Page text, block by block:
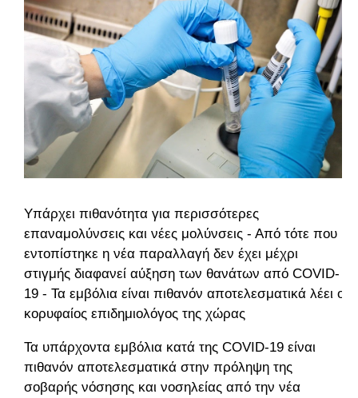
Υπάρχει πιθανότητα για περισσότερες
επαναμολύνσεις και νέες μολύνσεις - Από τότε που
εντοπίστηκε η νέα παραλλαγή δεν έχει μέχρι
στιγμής διαφανεί αύξηση των θανάτων από COVID-
19 - Τα εμβόλια είναι πιθανόν αποτελεσματικά λέει ο
κορυφαίος επιδημιολόγος της χώρας
Τα υπάρχοντα εμβόλια κατά της COVID-19 είναι
πιθανόν αποτελεσματικά στην πρόληψη της
σοβαρής νόσησης και νοσηλείας από την νέα